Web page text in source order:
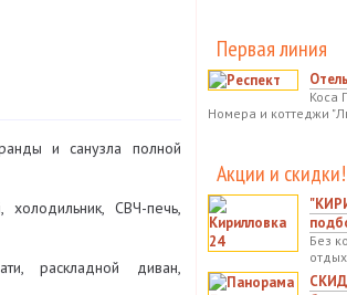
и санузла полной
СВЧ-печь,
раскладной диван,
Первая линия
Коса
Номера и коттеджи
Акции и скидки!
Без